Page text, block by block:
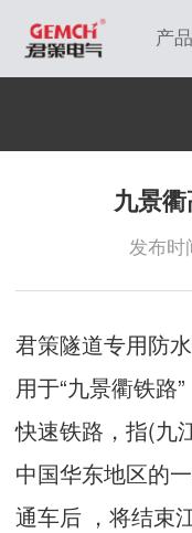
产品
九景
发布时
君策隧道专用防
用于“九景衢铁路
快速铁路，指(九
中国华东地区的
通车后 ，将结束